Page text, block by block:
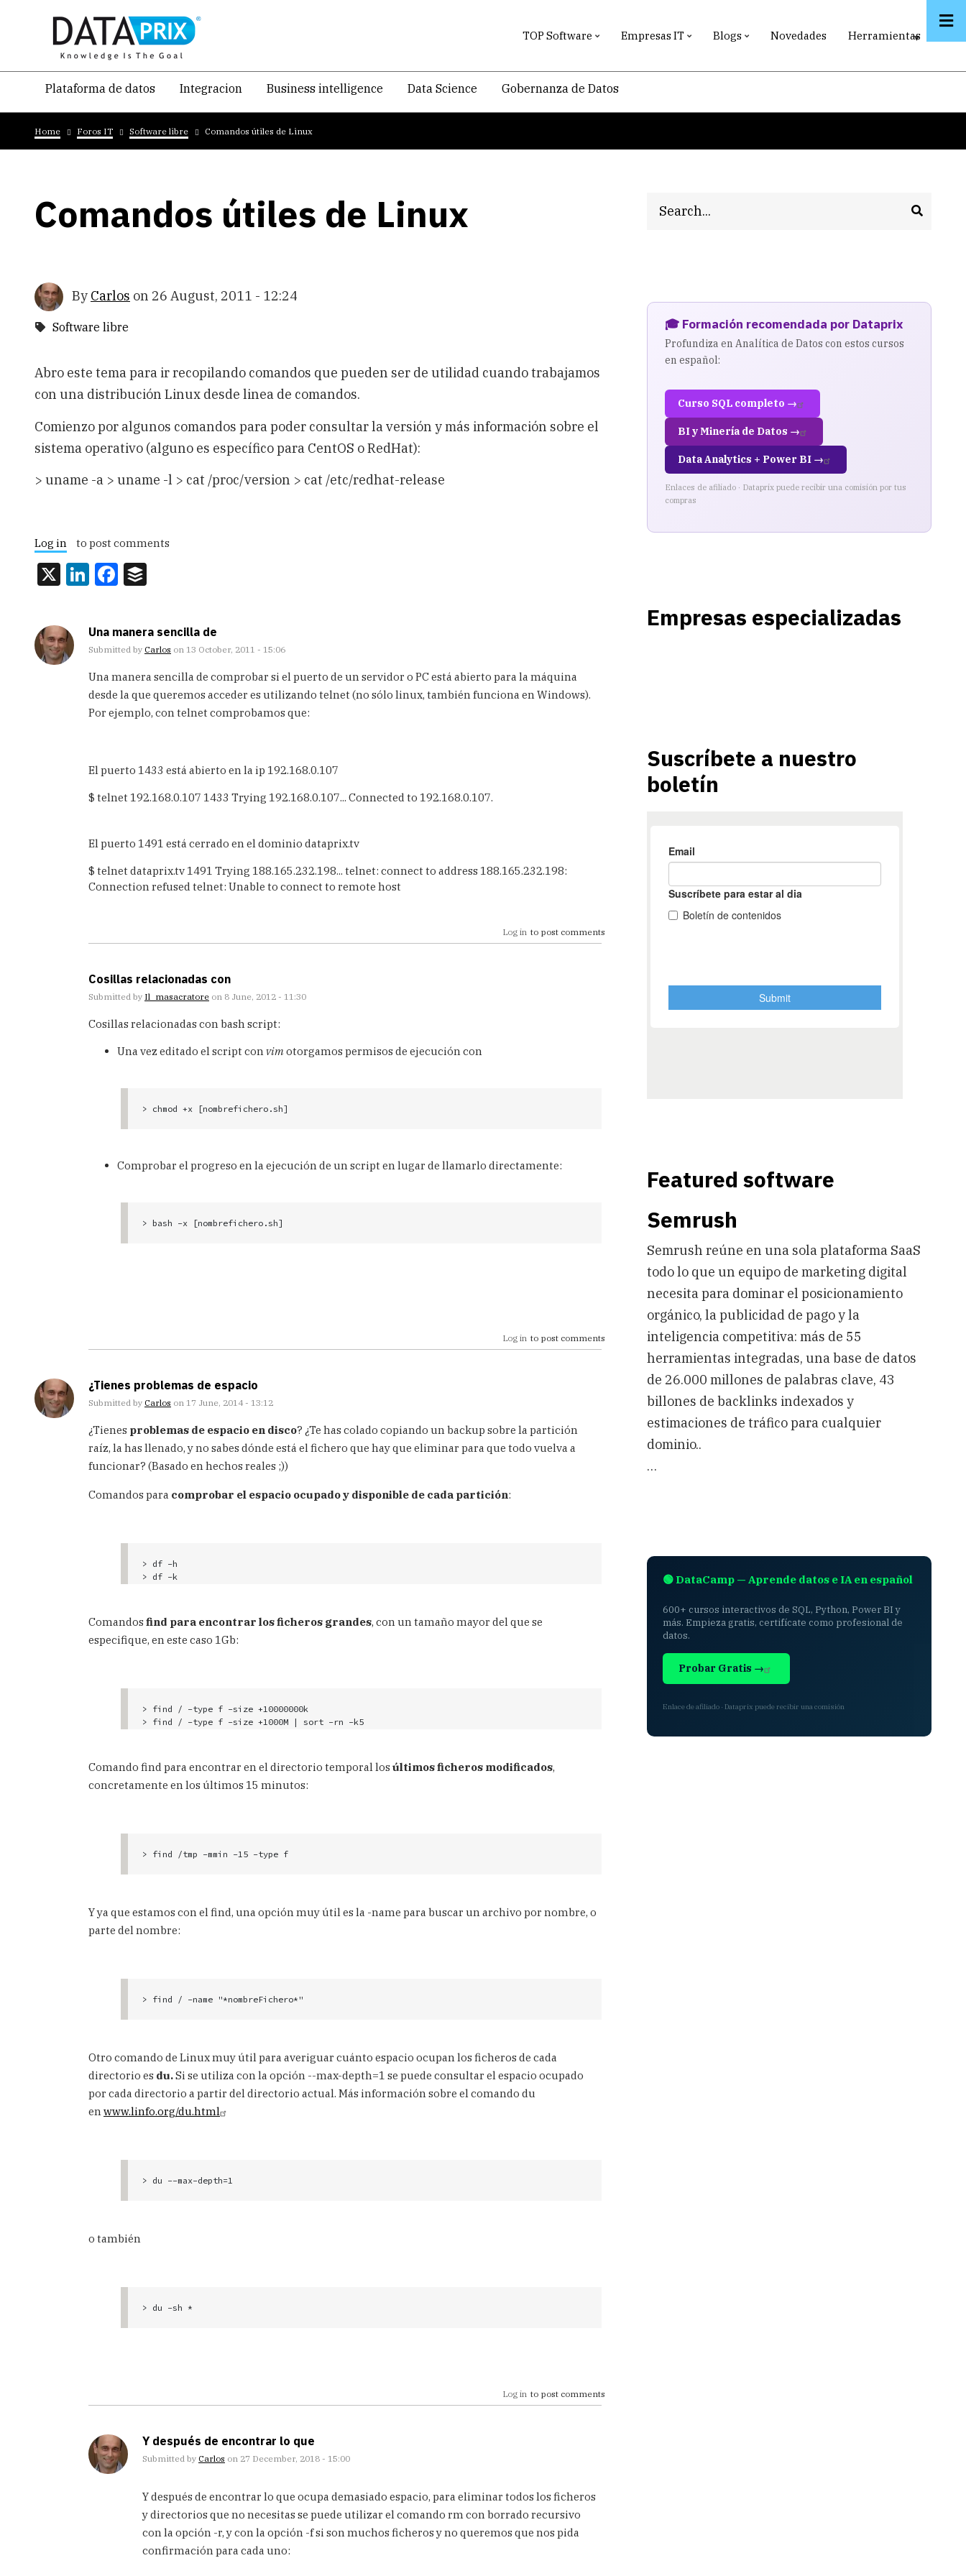
content
TOP Software Empresas IT Blogs Novedades Herramientas
Navegacion
temática
principal
Plataforma de datos Integracion Business intelligence Data Science Gobernanza de Datos
Breadcrumb
Home Foros IT Software libre Comandos útiles de Linux
Comandos útiles de Linux
By Carlos on 26 August, 2011 - 12:24
Software libre
Abro este tema para ir recopilando comandos que pueden ser de utilidad cuando trabajamos
con una distribución Linux desde linea de comandos.
Comienzo por algunos comandos para poder consultar la versión y más información sobre el
sistema operativo (alguno es específico para CentOS o RedHat):
> uname -a > uname -l > cat /proc/version > cat /etc/redhat-release
Log in to post comments
X LinkedIn
Facebook
Una manera sencilla de
Submitted by Carlos on 13 October, 2011 - 15:06
Una manera sencilla de comprobar si el puerto de un servidor o PC está abierto para la máquina
desde la que queremos acceder es utilizando telnet (no sólo linux, también funciona en Windows).
Por ejemplo, con telnet comprobamos que:
El puerto 1433 está abierto en la ip 192.168.0.107
$ telnet 192.168.0.107 1433 Trying 192.168.0.107... Connected to 192.168.0.107.
El puerto 1491 está cerrado en el dominio dataprix.tv
$ telnet dataprix.tv 1491 Trying 188.165.232.198... telnet: connect to address 188.165.232.198:
Connection refused telnet: Unable to connect to remote host
Log in to post comments
Cosillas relacionadas con
Submitted by Il_masacratore on 8 June, 2012 - 11:30
Cosillas relacionadas con bash script:
Una vez editado el script con vimotorgamos permisos de ejecución con
> chmod +x [nombrefichero.sh]
Comprobar el progreso en la ejecución de un script en lugar de llamarlo directamente:
> bash -x [nombrefichero.sh]
Log in to post comments
¿Tienes problemas de espacio
Submitted by Carlos on 17 June, 2014 - 13:12
¿Tienes problemas de espacio en disco? ¿Te has colado copiando un backup sobre la partición
raíz, la has llenado, y no sabes dónde está el fichero que hay que eliminar para que todo vuelva a
funcionar? (Basado en hechos reales ;))
Comandos para comprobar el espacio ocupado y disponible de cada partición:
> df -h
> df -k
Comandos find para encontrar los ficheros grandes, con un tamaño mayor del que se
especifique, en este caso 1Gb:
> find / -type f -size +10000000k
> find / -type f -size +1000M | sort -rn -k5
Comando find para encontrar en el directorio temporal los últimos ficheros modificados,
concretamente en los últimos 15 minutos:
Y ya que estamos con el find, una opción muy útil es la -name para buscar un archivo por nombre, o
parte del nombre:
Otro comando de Linux muy útil para averiguar cuánto espacio ocupan los ficheros de cada
directorio es du.Si se utiliza con la opción --max-depth=1 se puede consultar el espacio ocupado
por cada directorio a partir del directorio actual. Más información sobre el comando du
en www.linfo.org/du.html
o también
> du -sh *
Log in to post comments
Y después de encontrar lo que
Submitted by Carlos on 27 December, 2018 - 15:00
reply
to
¿Tienes
problemas
de
Y después de encontrar lo que ocupa demasiado espacio, para eliminar todos los ficheros
y directorios que no necesitas se puede utilizar el comando rm con borrado recursivo
con la opción -r, y con la opción -f si son muchos ficheros y no queremos que nos pida
confirmación para cada uno:
🎓 Formación recomendada por Dataprix
Profundiza en Analítica de Datos con estos cursos
en español:
Curso SQL completo →
BI y Minería de Datos →
Data Analytics + Power BI →
Enlaces de afiliado · Dataprix puede recibir una comisión por tus
compras
Empresas especializadas
Suscríbete a nuestro
boletín
Featured software
Semrush
Semrush reúne en una sola plataforma SaaS
todo lo que un equipo de marketing digital
necesita para dominar el posicionamiento
orgánico, la publicidad de pago y la
inteligencia competitiva: más de 55
herramientas integradas, una base de datos
de 26.000 millones de palabras clave, 43
billones de backlinks indexados y
estimaciones de tráfico para cualquier
dominio..
…
🟢 DataCamp — Aprende datos e IA en español
600+ cursos interactivos de SQL, Python, Power BI y
más. Empieza gratis, certifícate como profesional de
datos.
Probar Gratis →
Enlace de afiliado · Dataprix puede recibir una comisión